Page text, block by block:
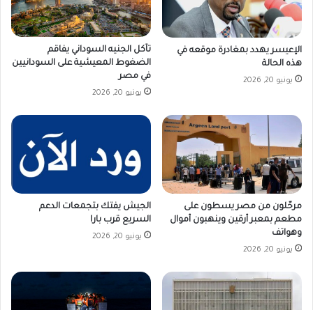
الإعيسر يهدد بمغادرة موقعه في
هذه الحالة
يونيو 20, 2026
تآكل الجنيه السوداني يفاقم
الضغوط المعيشية على السودانيين
في مصر
يونيو 20, 2026
مرحّلون من مصر يسطون على
مطعم بمعبر أرقين وينهبون أموال
وهواتف
يونيو 20, 2026
الجيش يفتك بتجمعات الدعم
السريع قرب بارا
يونيو 20, 2026